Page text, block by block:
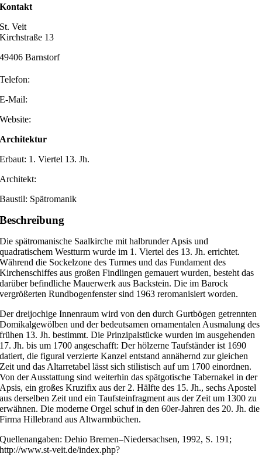
Kontakt
St. Veit
Kirchstraße 13
49406 Barnstorf
Telefon:
E-Mail:
Website:
Architektur
Erbaut: 1. Viertel 13. Jh.
Architekt:
Baustil: Spätromanik
Beschreibung
Die spätromanische Saalkirche mit halbrunder Apsis und
quadratischem Westturm wurde im 1. Viertel des 13. Jh. errichtet.
Während die Sockelzone des Turmes und das Fundament des
Kirchenschiffes aus großen Findlingen gemauert wurden, besteht das
darüber befindliche Mauerwerk aus Backstein. Die im Barock
vergrößerten Rundbogenfenster sind 1963 reromanisiert worden.
Der dreijochige Innenraum wird von den durch Gurtbögen getrennten
Domikalgewölben und der bedeutsamen ornamentalen Ausmalung des
frühen 13. Jh. bestimmt. Die Prinzipalstücke wurden im ausgehenden
17. Jh. bis um 1700 angeschafft: Der hölzerne Taufständer ist 1690
datiert, die figural verzierte Kanzel entstand annähernd zur gleichen
Zeit und das Altarretabel lässt sich stilistisch auf um 1700 einordnen.
Von der Ausstattung sind weiterhin das spätgotische Tabernakel in der
Apsis, ein großes Kruzifix aus der 2. Hälfte des 15. Jh., sechs Apostel
aus derselben Zeit und ein Taufsteinfragment aus der Zeit um 1300 zu
erwähnen. Die moderne Orgel schuf in den 60er-Jahren des 20. Jh. die
Firma Hillebrand aus Altwarmbüchen.
Quellenangaben: Dehio Bremen–Niedersachsen, 1992, S. 191;
http://www.st-veit.de/index.php?